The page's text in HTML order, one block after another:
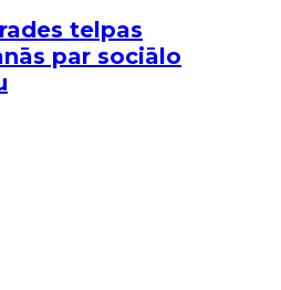
telpas
par sociālo